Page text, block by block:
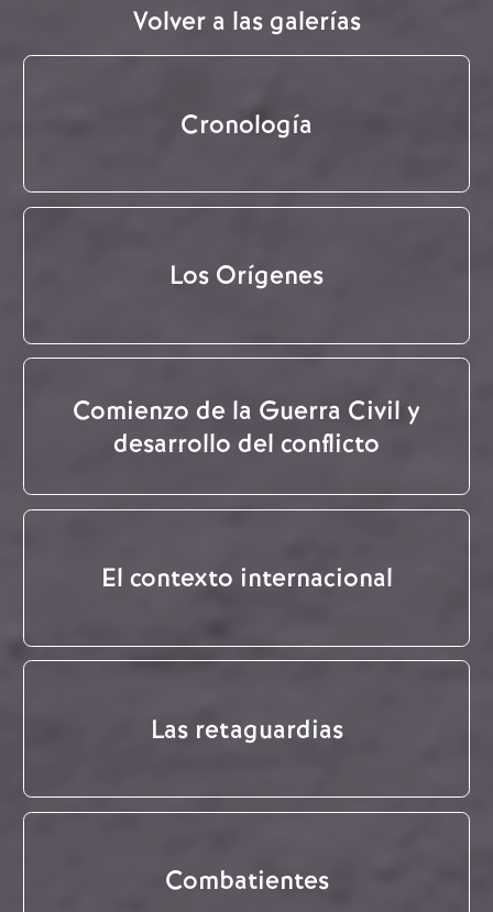
Volver a las galerías
Cronología
Los Orígenes
Comienzo de la Guerra Civil y
desarrollo del conflicto
El contexto internacional
Las retaguardias
Combatientes